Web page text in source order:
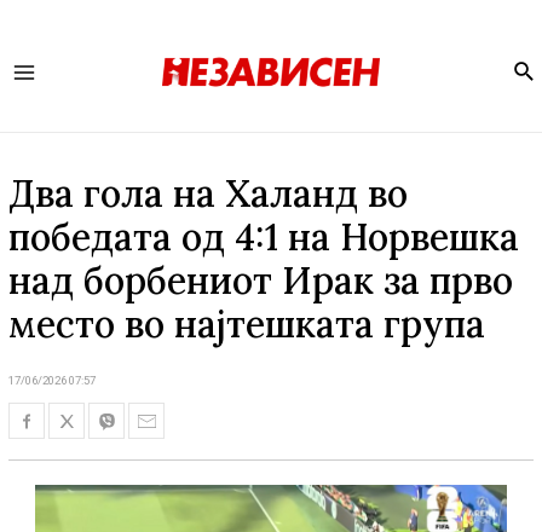
Два гола на Халанд во
победата од 4:1 на Норвешка
над борбениот Ирак за прво
место во најтешката група
17/06/2026 07:57